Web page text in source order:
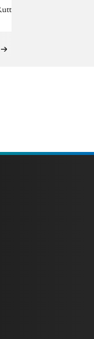
van de…